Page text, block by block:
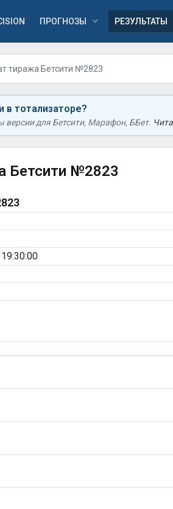
ПРОГНОЗЫ РЕЗУЛЬТАТЫ
тиража Бетсити №2823
в тотализаторе?
для Бетсити, Марафон, ББет.
Бетсити №2823